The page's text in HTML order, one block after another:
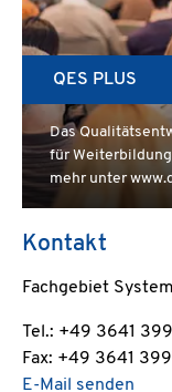
QES PLUS
Das
für
mehr unter
Kontakt
Fachgebiet
Tel.: +49 3641
Fax: +49 3641
E-Mail senden